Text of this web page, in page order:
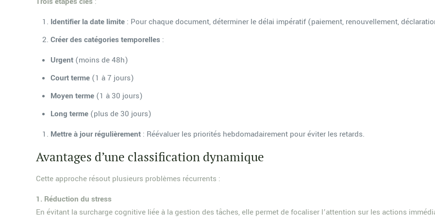
Identifier la date limite : Pour chaque document, déterminer le délai impératif (paiement, renouvellement,
Créer des catégories temporelles :
Urgent (moins de 48h)
Court terme (1 à 7 jours)
Moyen terme (1 à 30 jours)
Long terme (plus de 30 jours)
Mettre à jour régulièrement : Réévaluer les priorités hebdomadairement pour éviter les retards.
Avantages d’une classification dynamique
Cette approche résout plusieurs problèmes récurrents :
1. Réduction du stress
En évitant la surcharge cognitive liée à la gestion des tâches, elle permet de focaliser l’attention sur les actions